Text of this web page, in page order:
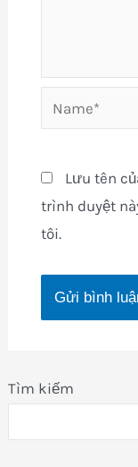
Tìm kiếm
Lưu tên
trình duyệt
tôi.